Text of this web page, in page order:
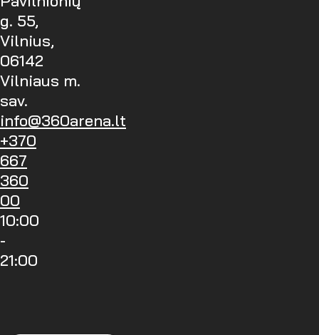
g. 55,
Vilnius,
06142
Vilniaus m.
sav.
info@360arena.lt
+370
667
360
00
10:00
-
21:00